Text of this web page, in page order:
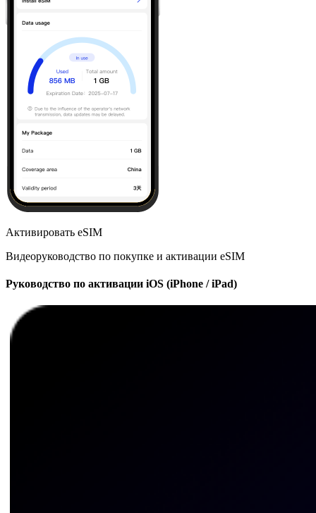
Активировать eSIM
Видеоруководство по покупке и активации eSIM
Руководство по активации iOS (iPhone / iPad)